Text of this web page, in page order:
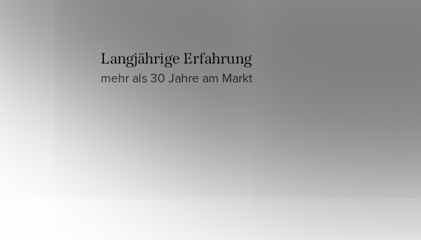
Langjährige Erfahrung
mehr als 30 Jahre am Markt